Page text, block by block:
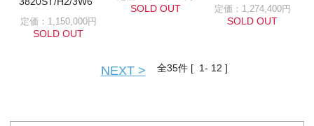
定価：1,150,000円
SOLD OUT
SOLD OUT 定価：1,274,400円
SOLD OUT
NEXT > 全35件 [ 1- 12 ]